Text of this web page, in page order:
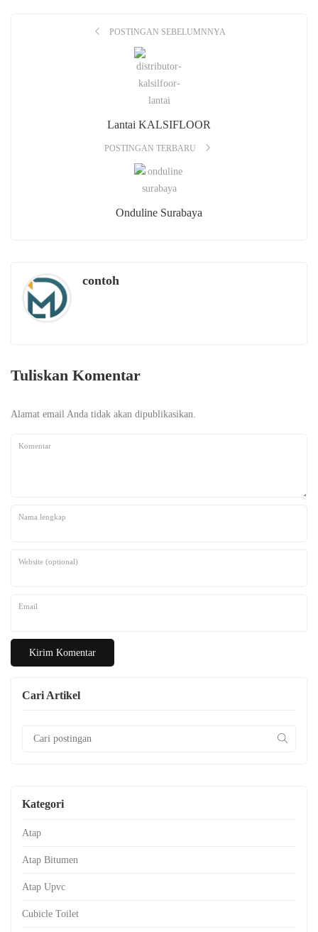
POSTINGAN SEBELUMNNYA
Lantai KALSIFLOOR
POSTINGAN TERBARU
Onduline Surabaya
contoh
Tuliskan Komentar
Alamat email Anda tidak akan dipublikasikan.
Komentar
Nama lengkap
Website (optional)
Email
Cari Artikel
Kategori
Atap
Atap Bitumen
Atap Upvc
Cubicle Toilet